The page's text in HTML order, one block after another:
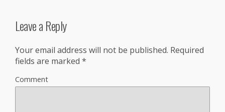
Leave a Reply
Your email address will not be published. Required
fields are marked *
Comment